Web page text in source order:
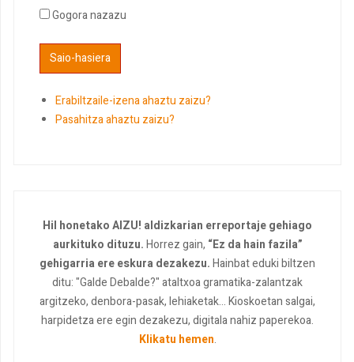
Gogora nazazu
Erabiltzaile-izena ahaztu zaizu?
Pasahitza ahaztu zaizu?
Hil honetako AIZU! aldizkarian erreportaje gehiago
aurkituko dituzu.Horrez gain, “Ez da hain fazila”
gehigarria ere eskura dezakezu.Hainbat eduki biltzen
ditu: "Galde Debalde?" ataltxoa gramatika-zalantzak
argitzeko, denbora-pasak, lehiaketak... Kioskoetan salgai,
harpidetza ere egin dezakezu, digitala nahiz paperekoa.
Klikatu hemen.